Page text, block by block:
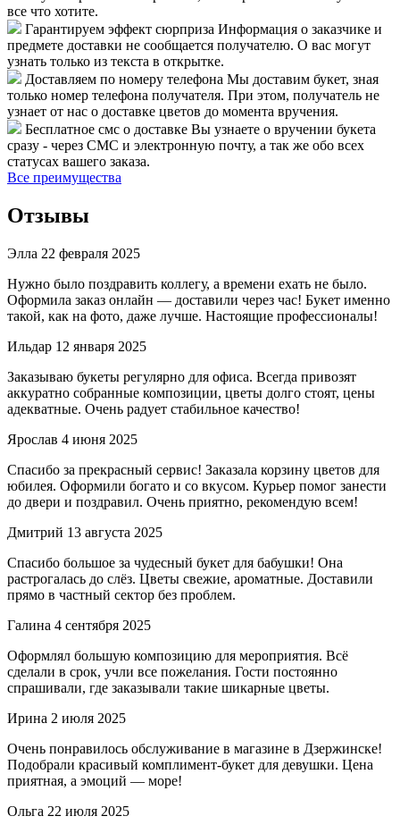
все что хотите.
Гарантируем эффект сюрприза Информация о заказчике и
предмете доставки не сообщается получателю. О вас могут
узнать только из текста в открытке.
Доставляем по номеру телефона Мы доставим букет, зная
только номер телефона получателя. При этом, получатель не
узнает от нас о доставке цветов до момента вручения.
Бесплатное смс о доставке Вы узнаете о вручении букета
сразу - через СМС и электронную почту, а так же обо всех
статусах вашего заказа.
Все преимущества
Отзывы
Элла 22 февраля 2025
Нужно было поздравить коллегу, а времени ехать не было.
Оформила заказ онлайн — доставили через час! Букет именно
такой, как на фото, даже лучше. Настоящие профессионалы!
Ильдар 12 января 2025
Заказываю букеты регулярно для офиса. Всегда привозят
аккуратно собранные композиции, цветы долго стоят, цены
адекватные. Очень радует стабильное качество!
Ярослав 4 июня 2025
Спасибо за прекрасный сервис! Заказала корзину цветов для
юбилея. Оформили богато и со вкусом. Курьер помог занести
до двери и поздравил. Очень приятно, рекомендую всем!
Дмитрий 13 августа 2025
Спасибо большое за чудесный букет для бабушки! Она
растрогалась до слёз. Цветы свежие, ароматные. Доставили
прямо в частный сектор без проблем.
Галина 4 сентября 2025
Оформлял большую композицию для мероприятия. Всё
сделали в срок, учли все пожелания. Гости постоянно
спрашивали, где заказывали такие шикарные цветы.
Ирина 2 июля 2025
Очень понравилось обслуживание в магазине в Дзержинске!
Подобрали красивый комплимент-букет для девушки. Цена
приятная, а эмоций — море!
Ольга 22 июля 2025